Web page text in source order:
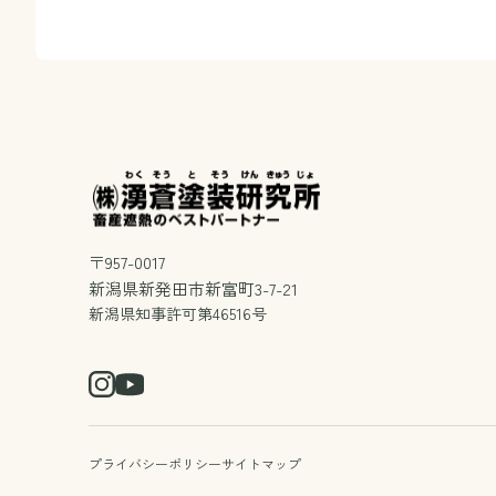
〒957-0017
新潟県新発田市新富町3-7-21
新潟県知事許可第46516号
プライバシーポリシーサイトマップ